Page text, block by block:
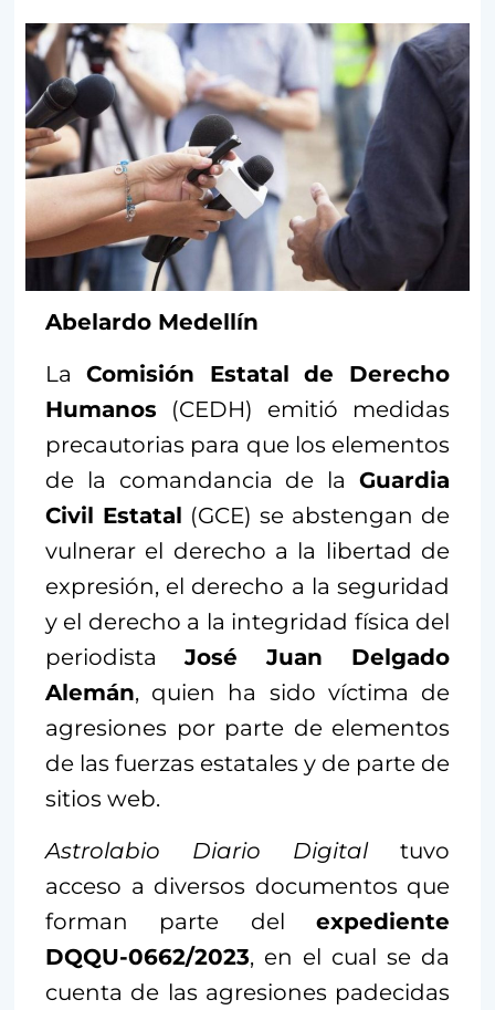
Abelardo Medellín
La Comisión Estatal de Derecho
Humanos (CEDH) emitió medidas
precautorias para que los elementos
de la comandancia de la Guardia
Civil Estatal (GCE) se abstengan de
vulnerar el derecho a la libertad de
expresión, el derecho a la seguridad
y el derecho a la integridad física del
periodistaJosé Juan Delgado
Alemán, quien ha sido víctima de
agresiones por parte de elementos
de las fuerzas estatales y de parte de
sitios web.
Astrolabio Diario Digitaltuvo
acceso a diversos documentos que
forman parte del expediente
DQQU-0662/2023, en el cual se da
cuenta de las agresiones padecidas